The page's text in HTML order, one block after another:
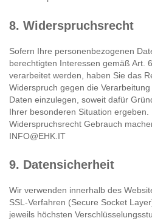
8. Widerspruchsrecht
Sofern Ihre personenbezogenen
berechtigten Interessen gemäß Art.
verarbeitet werden, haben Sie das
Widerspruch gegen die
Daten einzulegen, soweit dafür
Ihrer besonderen Situation
Widerspruchsrecht Gebrauch
INFO@EHK.IT
9. Datensicherheit
Wir verwenden innerhalb des
SSL-Verfahren (Secure Socket
jeweils höchsten